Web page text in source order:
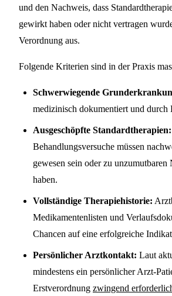
und den Nachweis, dass
gewirkt haben oder nicht vertragen
Verordnung aus.
Folgende Kriterien sind in der Praxis
Schwerwiegende
medizinisch dokumentiert und durch
Ausgeschöpfte Standardtherapien:
Behandlungsversuche müssen
gewesen sein oder zu
haben.
Vollständige Therapiehistorie:
Medikamentenlisten und
Chancen auf eine erfolgreiche
Persönlicher Arztkontakt: Laut
mindestens ein persönlicher Arzt-
Erstverordnung zwingend